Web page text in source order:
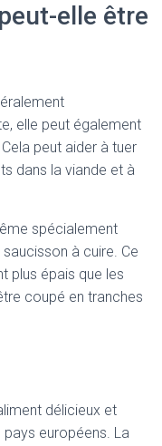
elle être
elle peut également
peut aider à tuer
dans la viande et à
spécialement
à cuire. Ce
plus épais que les
coupé en tranches
délicieux et
pays européens. La